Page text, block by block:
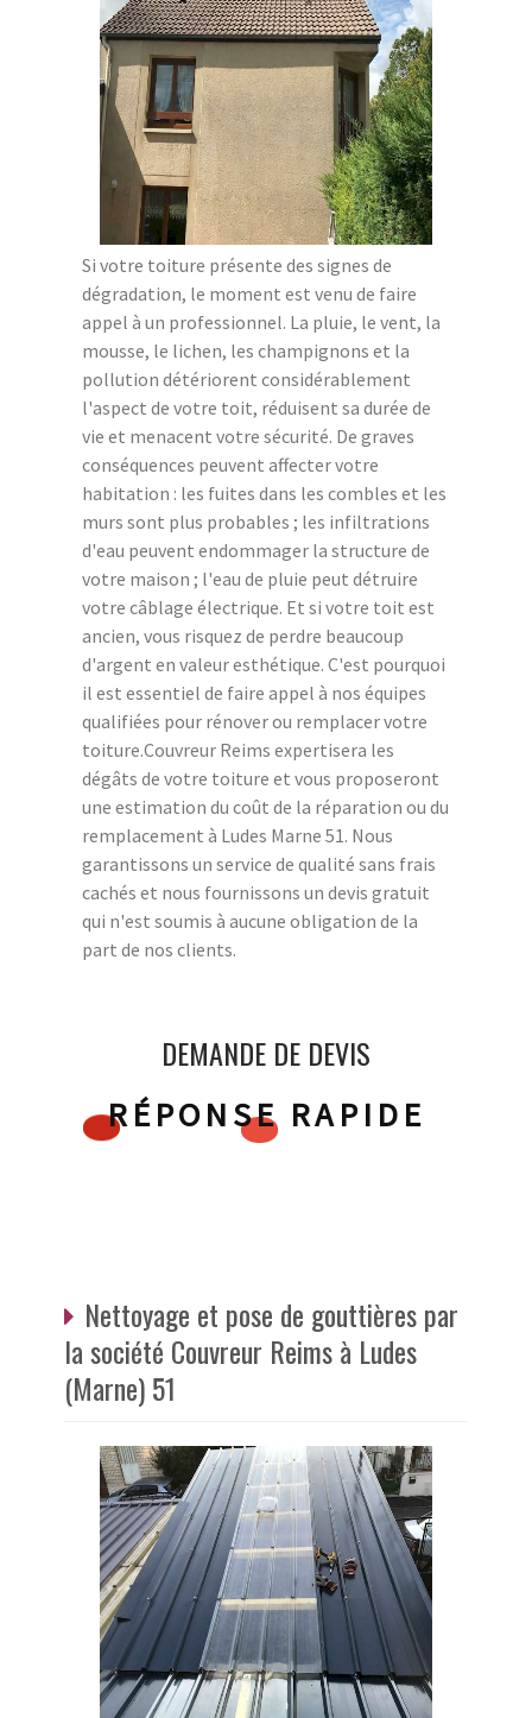
Si votre toiture présente des signes de
dégradation, le moment est venu de faire
appel à un professionnel. La pluie, le vent, la
mousse, le lichen, les champignons et la
pollution détériorent considérablement
l'aspect de votre toit, réduisent sa durée de
vie et menacent votre sécurité. De graves
conséquences peuvent affecter votre
habitation : les fuites dans les combles et les
murs sont plus probables ; les infiltrations
d'eau peuvent endommager la structure de
votre maison ; l'eau de pluie peut détruire
votre câblage électrique. Et si votre toit est
ancien, vous risquez de perdre beaucoup
d'argent en valeur esthétique. C'est pourquoi
il est essentiel de faire appel à nos équipes
qualifiées pour rénover ou remplacer votre
toiture.Couvreur Reims expertisera les
dégâts de votre toiture et vous proposeront
une estimation du coût de la réparation ou du
remplacement à Ludes Marne 51. Nous
garantissons un service de qualité sans frais
cachés et nous fournissons un devis gratuit
qui n'est soumis à aucune obligation de la
part de nos clients.
DEMANDE DE DEVIS
RÉPONSE RAPIDE
Nettoyage et pose de gouttières par
la société Couvreur Reims à Ludes
(Marne) 51